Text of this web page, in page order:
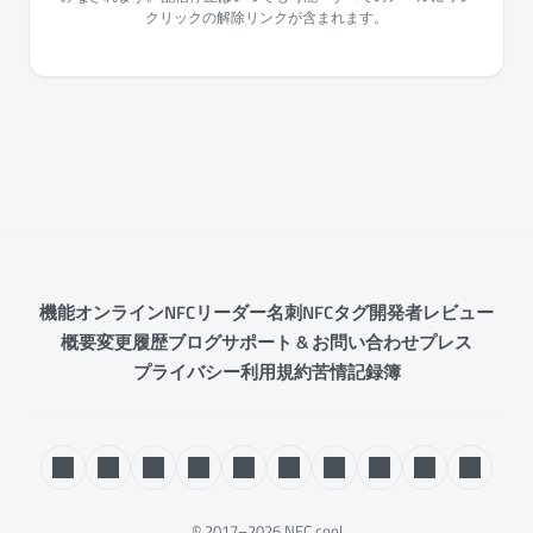
クリックの解除リンクが含まれます。
機能オンラインNFCリーダー名刺NFCタグ開発者レビュー
概要変更履歴ブログサポート & お問い合わせプレス
プライバシー利用規約苦情記録簿